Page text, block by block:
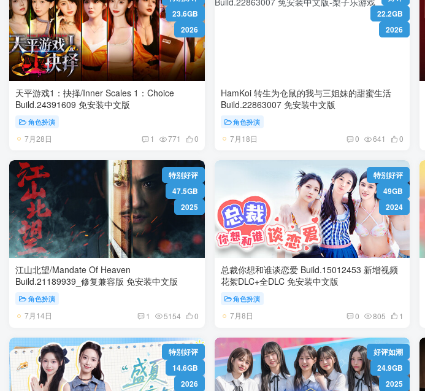
23.6GB
2026
天平游戏1：抉择/Inner Scales 1：Choice
Build.24391609 免安装中文版
角色扮演
7月28日 1 771 0
22.2GB
2026
HamKoi 转生为仓鼠的我与三姐妹的甜蜜生活
Build.22863007 免安装中文版
角色扮演
7月18日 0 641 0
特别好评
47.5GB
2025
江山北望/Mandate Of Heaven
Build.21189939_修复兼容版 免安装中文版
角色扮演
7月14日 1 5154 0
特别好评
49GB
2024
总裁你想和谁谈恋爱 Build.15012453 新增视频
花絮DLC+全DLC 免安装中文版
角色扮演
7月8日 0 805 1
特别好评
14.6GB
2026
好评如潮
24.9GB
2025